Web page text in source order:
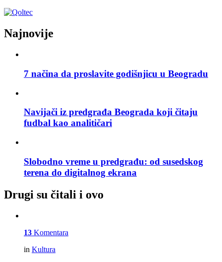
Najnovije
7 načina da proslavite godišnjicu u Beogradu
Navijači iz predgrađa Beograda koji čitaju
fudbal kao analitičari
Slobodno vreme u predgrađu: od susedskog
terena do digitalnog ekrana
Drugi su čitali i ovo
13 Komentara
in Kultura